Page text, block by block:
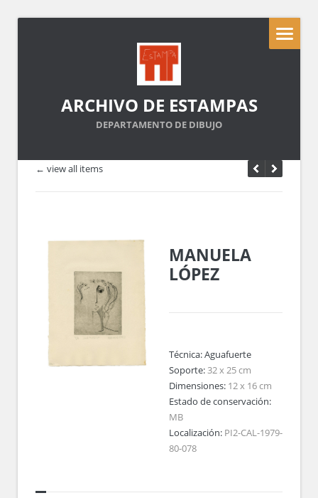
ARCHIVO DE ESTAMPAS
DEPARTAMENTO DE DIBUJO
← view all items
MANUELA
LÓPEZ
Técnica:Aguafuerte
Soporte:32 x 25 cm
Dimensiones: 12 x 16 cm
Estado de conservación:
MB
Localización: PI2-CAL-1979-
80-078